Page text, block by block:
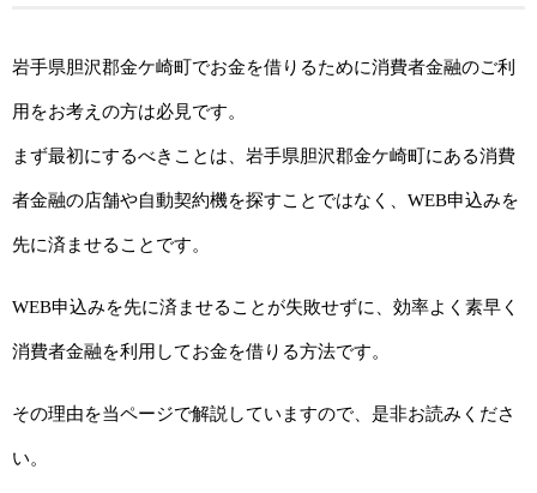
岩手県胆沢郡金ケ崎町でお金を借りるために消費者金融のご利
用をお考えの方は必見です。
まず最初にするべきことは、岩手県胆沢郡金ケ崎町にある消費
者金融の店舗や自動契約機を探すことではなく、WEB申込みを
先に済ませることです。
WEB申込みを先に済ませることが失敗せずに、効率よく素早く
消費者金融を利用してお金を借りる方法です。
その理由を当ページで解説していますので、是非お読みくださ
い。